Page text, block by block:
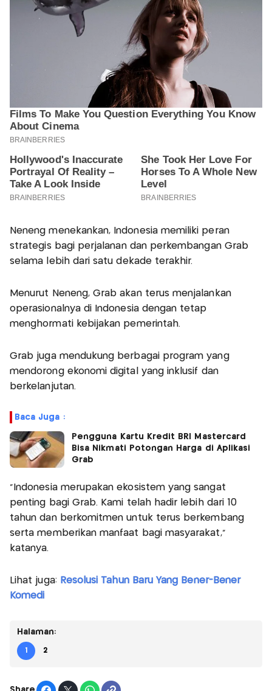
Neneng menekankan, Indonesia memiliki peran
strategis bagi perjalanan dan perkembangan Grab
selama lebih dari satu dekade terakhir.
Menurut Neneng, Grab akan terus menjalankan
operasionalnya di Indonesia dengan tetap
menghormati kebijakan pemerintah.
Grab juga mendukung berbagai program yang
mendorong ekonomi digital yang inklusif dan
berkelanjutan.
Baca Juga :
Pengguna Kartu Kredit BRI Mastercard
Bisa Nikmati Potongan Harga di Aplikasi
Grab
“Indonesia merupakan ekosistem yang sangat
penting bagi Grab. Kami telah hadir lebih dari 10
tahun dan berkomitmen untuk terus berkembang
serta memberikan manfaat bagi masyarakat,”
katanya.
Lihat juga: Resolusi Tahun Baru Yang Bener-Bener
Komedi
Halaman:
1 2